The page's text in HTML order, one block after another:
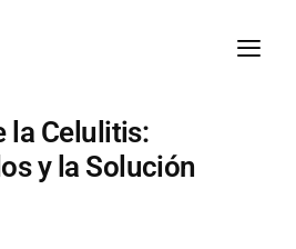
la Celulitis:
y la Solución